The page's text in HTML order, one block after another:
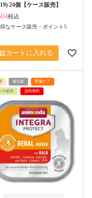
24個【ケース販売】
税込
得なケース販売・ポイント5
カートに入れる
療法食 腎臓ケア
ス販売 送料無料